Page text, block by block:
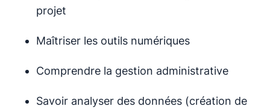
projet
Maîtriser les outils numériques
Comprendre la gestion administrative
Savoir analyser des données (création de